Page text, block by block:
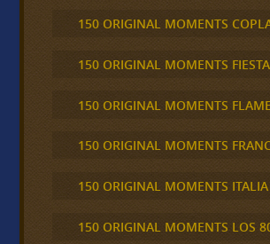
150 ORIGINAL MOMENTS
150 ORIGINAL MOMENTS
150 ORIGINAL MOMENTS
150 ORIGINAL MOMENTS
150 ORIGINAL MOMENTS ITALIA
150 ORIGINAL MOMENTS LOS